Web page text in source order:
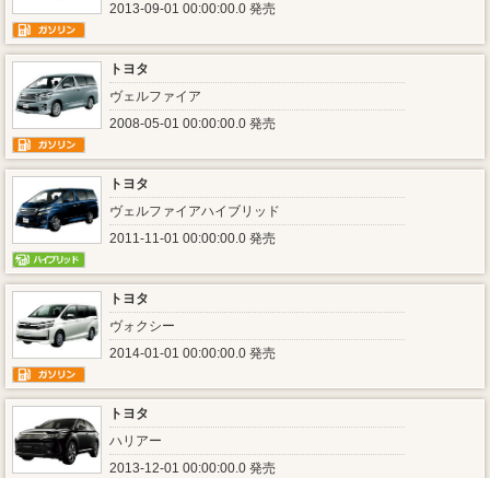
2013-09-01 00:00:00.0 発売
トヨタ
ヴェルファイア
2008-05-01 00:00:00.0 発売
トヨタ
ヴェルファイアハイブリッド
2011-11-01 00:00:00.0 発売
トヨタ
ヴォクシー
2014-01-01 00:00:00.0 発売
トヨタ
ハリアー
2013-12-01 00:00:00.0 発売